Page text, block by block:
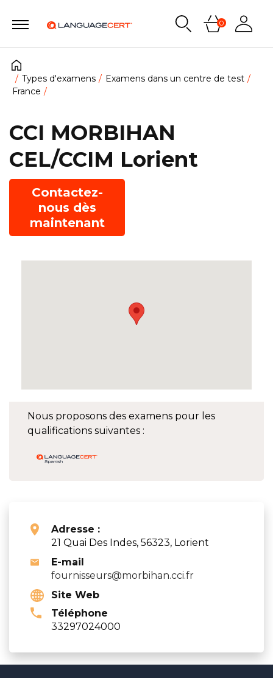
0
Types d'examens
Examens dans un centre de test
France
Nous proposons des examens pour les
qualifications suivantes :
Adresse :
21 Quai Des Indes, 56323, Lorient
E-mail
fournisseurs@morbihan.cci.fr
Site Web
Téléphone
33297024000
CCI MORBIHAN
CEL/CCIM Lorient
Contactez-
nous dès
maintenant